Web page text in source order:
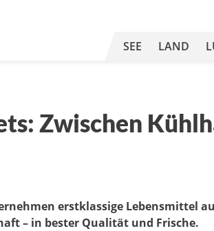
SEE LAND
Zwischen
erstklassige Lebensmittel
– in bester Qualität und Frische.